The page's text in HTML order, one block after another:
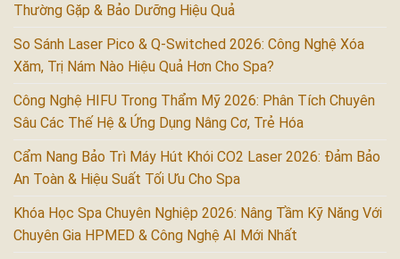
Thường Gặp & Bảo Dưỡng Hiệu Quả
So Sánh Laser Pico & Q-Switched 2026: Công Nghệ Xóa
Xăm, Trị Nám Nào Hiệu Quả Hơn Cho Spa?
Công Nghệ HIFU Trong Thẩm Mỹ 2026: Phân Tích Chuyên
Sâu Các Thế Hệ & Ứng Dụng Nâng Cơ, Trẻ Hóa
Cẩm Nang Bảo Trì Máy Hút Khói CO2 Laser 2026: Đảm Bảo
An Toàn & Hiệu Suất Tối Ưu Cho Spa
Khóa Học Spa Chuyên Nghiệp 2026: Nâng Tầm Kỹ Năng Với
Chuyên Gia HPMED & Công Nghệ AI Mới Nhất